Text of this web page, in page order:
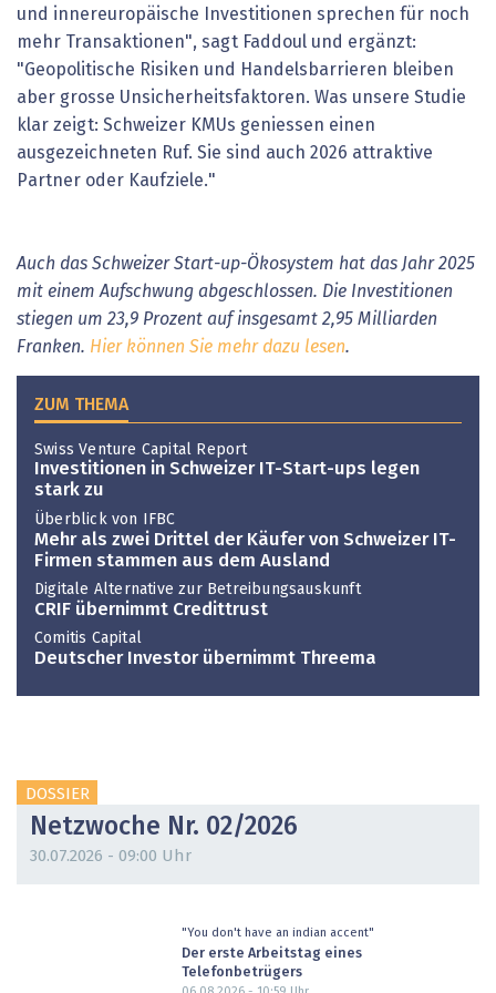
und innereuropäische Investitionen sprechen für noch
mehr Transaktionen", sagt Faddoul und ergänzt:
"Geopolitische Risiken und Handelsbarrieren bleiben
aber grosse Unsicherheitsfaktoren. Was unsere Studie
klar zeigt: Schweizer KMUs geniessen einen
ausgezeichneten Ruf. Sie sind auch 2026 attraktive
Partner oder Kaufziele."
Auch das Schweizer Start-up-Ökosystem hat das Jahr 2025
mit einem Aufschwung abgeschlossen. Die Investitionen
stiegen um 23,9 Prozent auf insgesamt 2,95 Milliarden
Franken. Hier können Sie mehr dazu lesen.
ZUM THEMA
Swiss Venture Capital Report
Investitionen in Schweizer IT-Start-ups legen
stark zu
Überblick von IFBC
Mehr als zwei Drittel der Käufer von Schweizer IT-
Firmen stammen aus dem Ausland
Digitale Alternative zur Betreibungsauskunft
CRIF übernimmt Credittrust
Comitis Capital
Deutscher Investor übernimmt Threema
DOSSIER
Netzwoche Nr. 02/2026
30.07.2026 - 09:00 Uhr
"You don't have an indian accent"
Der erste Arbeitstag eines
Telefonbetrügers